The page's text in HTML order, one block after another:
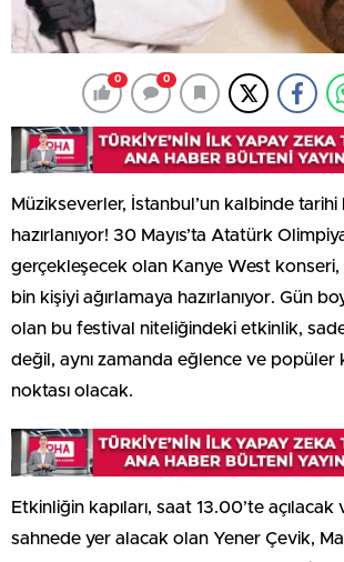
0 0
Müzikseverler, İstanbul’un kalbinde
hazırlanıyor! 30 Mayıs’ta Atatürk
gerçekleşecek olan Kanye West
bin kişiyi ağırlamaya hazırlanıyor. Gün
olan bu festival niteliğindeki etkinlik,
değil, aynı zamanda eğlence ve popüler
noktası olacak.
Etkinliğin kapıları, saat 13.00’te açılacak
sahnede yer alacak olan Yener Çevik,